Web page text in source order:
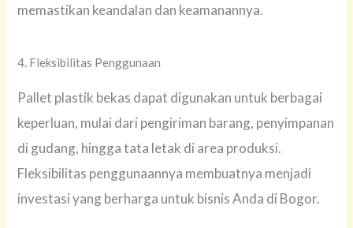
memastikan keandalan dan keamanannya.
4. Fleksibilitas Penggunaan
Pallet plastik bekas dapat digunakan untuk berbagai
keperluan, mulai dari pengiriman barang, penyimpanan
di gudang, hingga tata letak di area produksi.
Fleksibilitas penggunaannya membuatnya menjadi
investasi yang berharga untuk bisnis Anda di Bogor.